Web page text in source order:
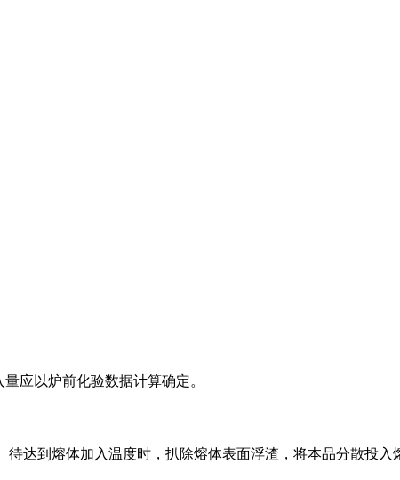
应以炉前化验数据计算确定。
达到熔体加入温度时，扒除熔体表面浮渣，将本品分散投入